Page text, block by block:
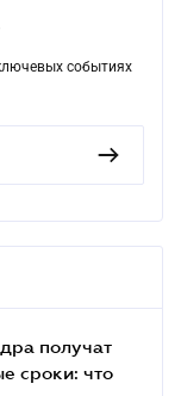
событиях
получат
сроки: что